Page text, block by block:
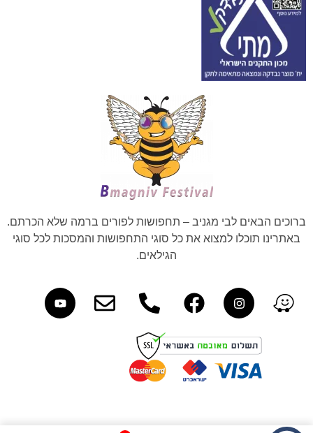
ברוכים הבאים לבי מגניב – תחפושות לפורים ברמה שלא הכרתם.
באתרינו תוכלו למצוא את כל סוגי התחפושות והמסכות לכל סוגי
הגילאים.